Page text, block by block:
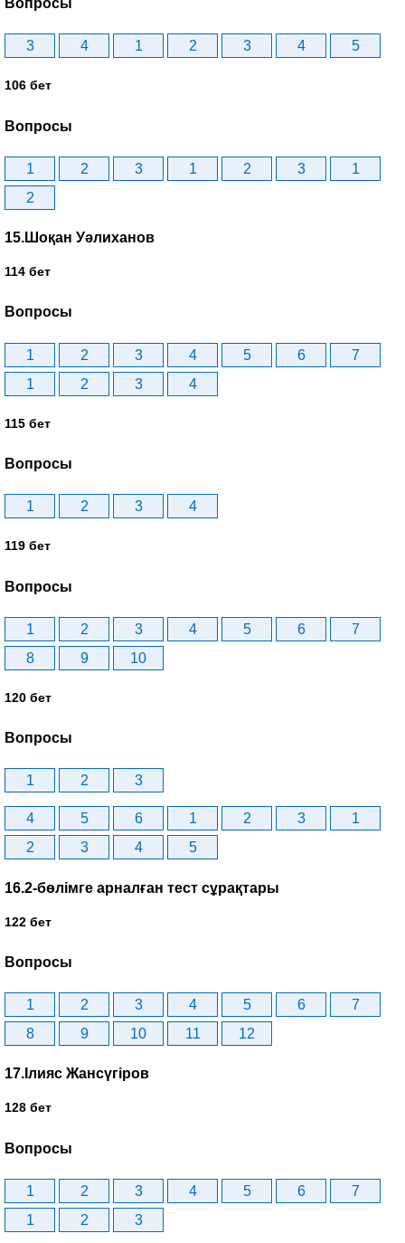
Вопросы
3 4 1 2 3 4 5
106 бет
Вопросы
1 2 3 1 2 3
1
2
15.Шоқан Уәлиханов
114 бет
Вопросы
1 2 3 4 5 6
7
1
2 3 4
115 бет
Вопросы
1 2 3 4
119 бет
Вопросы
1 2 3 4 5 6
7
8
9 10
120 бет
Вопросы
1 2 3
4 5 6 1 2 3
1
2
3 4 5
16.2-бөлімге арналған тест сұрақтары
122 бет
Вопросы
1 2 3 4 5 6
7
8
9 10 11 12
17.Ілияс Жансүгіров
128 бет
Вопросы
1 2 3 4 5 6
7
1
2 3